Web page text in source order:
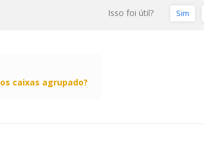
Isso foi útil? Sim
caixas agrupado?